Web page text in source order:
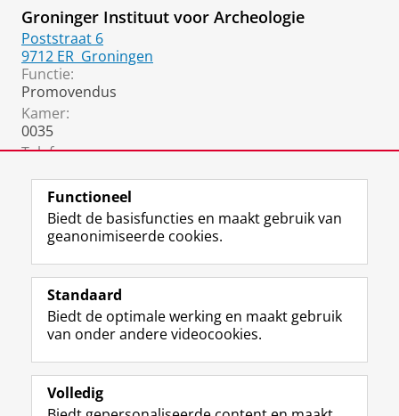
Groninger Instituut voor Archeologie
Poststraat 6
9712 ER Groningen
Functie:
Promovendus
Kamer:
0035
Telefoon:
Volg de RUG
F
a
e
b
o
p
L
i
k
e
I
-
R
S
-
f
e
R
I
n
t
r
m
Y
o
T
e
k
Studiekiezers
Alumni
Functioneel
Biedt de basisfuncties en maakt gebruik van
geanonimiseerde cookies.
Standaard
Biedt de optimale werking en maakt gebruik
van onder andere videocookies.
Volledig